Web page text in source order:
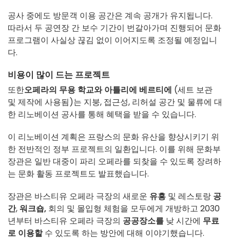
공사 중에도 방문객 이용 공간은 계속 공개가 유지됩니다.
따라서 두 공연장 간 보수 기간이 번갈아가며 진행되어 문화
프로그램이 사실상 끊김 없이 이어지도록 조정될 예정입니
다.
비용이 많이 드는 프로젝트
또한오페라의 무용 학교와아틀리에 베르티에 (세트 보관
및 제작에 사용됨)는 지붕, 접근성, 리허설 공간 및 물류에 대
한 리노베이션 공사를 통해 혜택을 받을 수 있습니다.
이 리노베이션 계획은 프랑스의 문화 유산을 향상시키기 위
한 전반적인 정부 프로젝트의 일환입니다. 이를 위해 문화부
장관은 일반 대중이 파리 오페라를 되찾을 수 있도록 장려하
는 문화 활동 프로젝트도 발표했습니다.
장관은 바스티유 오페라 극장의 새로운 유흥 및 레스토랑 공
간,워크숍, 회의 및 몰입형 체험을 모두에게 개방하고 2030
년부터 바스티유 오페라 극장의 공공장소를 낮 시간에 무료
로 이용할수 있도록 하는 방안에 대해 이야기했습니다.